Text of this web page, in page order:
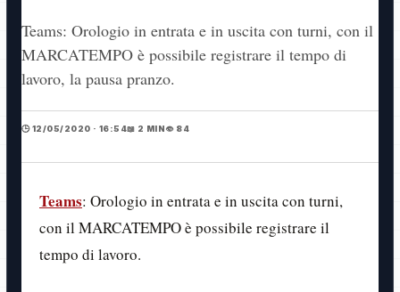
Teams: Orologio in entrata e in uscita con turni, con il
MARCATEMPO è possibile registrare il tempo di
lavoro, la pausa pranzo.
🕒 12/05/2020 · 16:54📖 2 MIN 👁️ 84
Teams: Orologio in entrata e in uscita con turni,
con il MARCATEMPO è possibile registrare il
tempo di lavoro.